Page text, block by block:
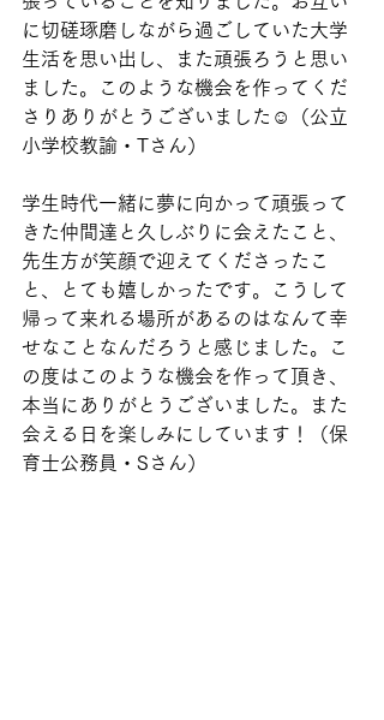
に切磋琢磨しながら過ごしていた大学
生活を思い出し、また頑張ろうと思い
ました。このような機会を作ってくだ
さりありがとうございました☺️（公立
小学校教諭・Tさん）
学生時代一緒に夢に向かって頑張って
きた仲間達と久しぶりに会えたこと、
先生方が笑顔で迎えてくださったこ
と、とても嬉しかったです。こうして
帰って来れる場所があるのはなんて幸
せなことなんだろうと感じました。こ
の度はこのような機会を作って頂き、
本当にありがとうございました。また
会える日を楽しみにしています！（保
育士公務員・Sさん）